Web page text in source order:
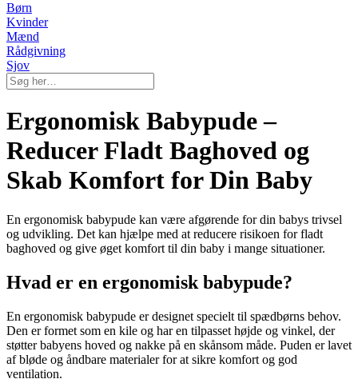
Børn
Kvinder
Mænd
Rådgivning
Sjov
Ergonomisk Babypude –
Reducer Fladt Baghoved og
Skab Komfort for Din Baby
En ergonomisk babypude kan være afgørende for din babys trivsel
og udvikling. Det kan hjælpe med at reducere risikoen for fladt
baghoved og give øget komfort til din baby i mange situationer.
Hvad er en ergonomisk babypude?
En ergonomisk babypude er designet specielt til spædbørns behov.
Den er formet som en kile og har en tilpasset højde og vinkel, der
støtter babyens hoved og nakke på en skånsom måde. Puden er lavet
af bløde og åndbare materialer for at sikre komfort og god
ventilation.